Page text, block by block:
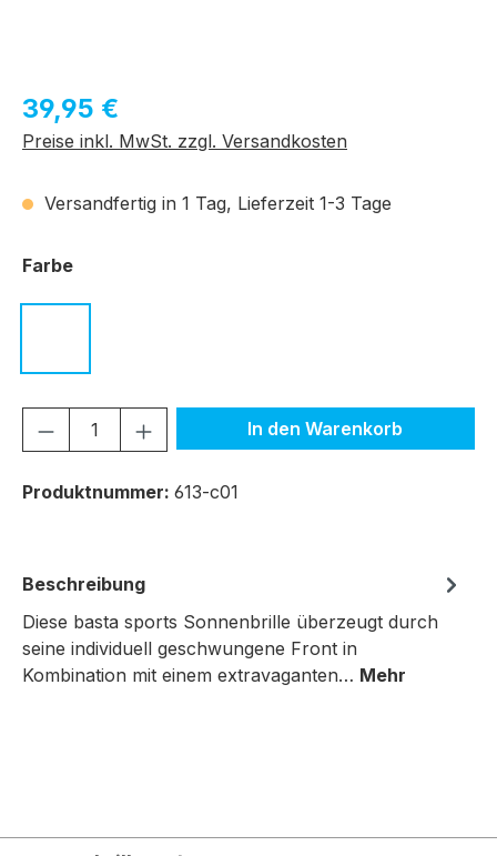
Regulärer Preis:
39,95 €
Preise inkl. MwSt. zzgl. Versandkosten
Versandfertig in 1 Tag, Lieferzeit 1-3 Tage
Farbeauswählen
Produkt Anzahl: Gib den gewünschten
In den Warenkorb
Produktnummer: 613-c01
Beschreibung
Diese basta sports Sonnenbrille überzeugt durch
seine individuell geschwungene Front in
Kombination mit einem extravaganten… Mehr